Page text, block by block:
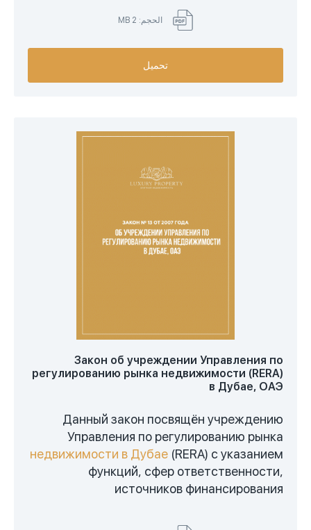
прав по договору аренды.
الحجم: 2 MB
تحميل
Закон об учреждении Управления по
регулированию рынка недвижимости (RERA)
в Дубае, ОАЭ
Данный закон посвящён учреждению
Управления по регулированию рынка
недвижимости в Дубае (RERA) с указанием
функций, сфер ответственности,
источников финансирования
является частью Земельного